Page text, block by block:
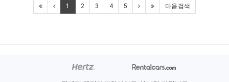
1 2 3 4 5 다음검색